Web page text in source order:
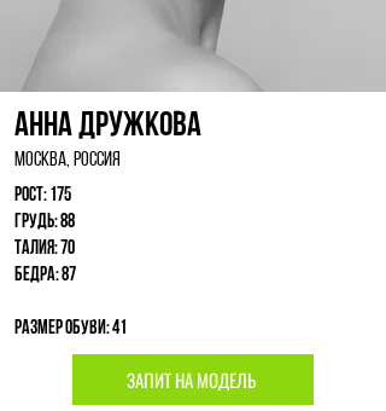
Анна Дружкова
Москва, Россия
Рост: 175
Грудь: 88
Талия: 70
Бедра: 87
Размер обуви: 41
ЗАПИТ НА МОДЕЛЬ